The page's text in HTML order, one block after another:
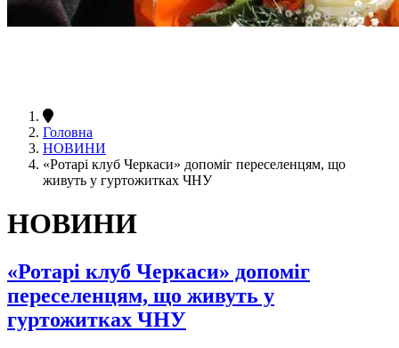
Головна
НОВИНИ
«Ротарі клуб Черкаси» допоміг переселенцям, що
живуть у гуртожитках ЧНУ
НОВИНИ
«Ротарі клуб Черкаси» допоміг
переселенцям, що живуть у
гуртожитках ЧНУ